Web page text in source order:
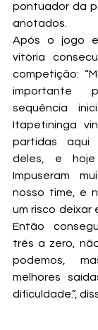
pontuador da
anotados.
Após o jogo
vitória
competição:
importante
sequência
Itapetininga
partidas aqui
deles, e
Impuseram
nosso time, e
um risco deixar
Então
três a zero,
podemos,
melhores
dificuldade.”,